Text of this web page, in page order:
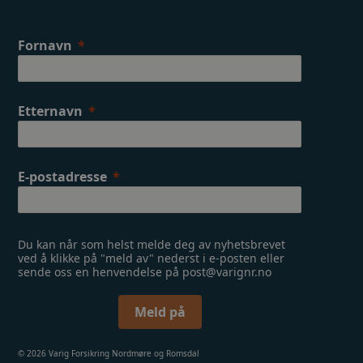
Fornavn
Etternavn
E-postadresse
Du kan når som helst melde deg av nyhetsbrevet
ved å klikke på "meld av" nederst i e-posten eller
sende oss en henvendelse på post@varignr.no
Meld på
© 2026 Varig Forsikring Nordmøre og Romsdal